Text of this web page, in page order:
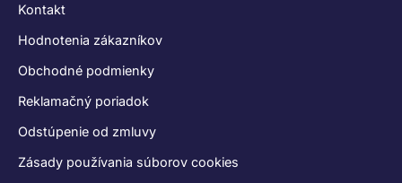
Kontakt
Hodnotenia zákazníkov
Obchodné podmienky
Reklamačný poriadok
Odstúpenie od zmluvy
Zásady používania súborov cookies